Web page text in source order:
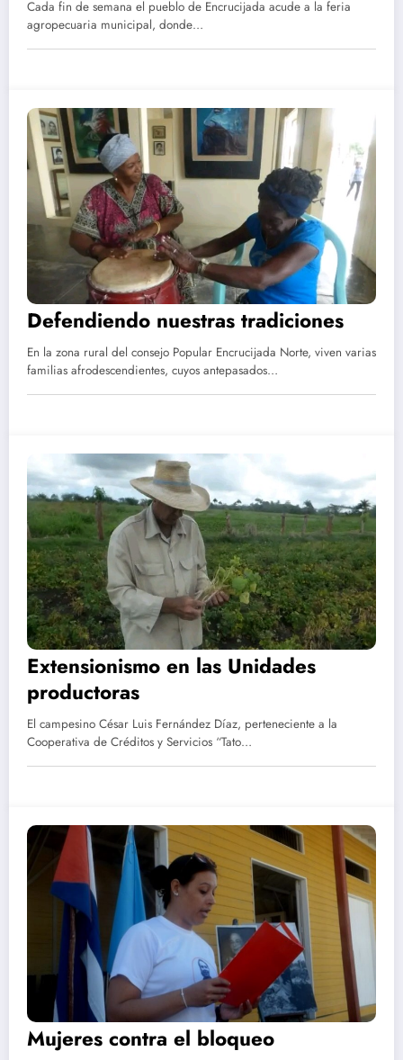
Cada fin de semana el pueblo de Encrucijada acude a la feria
agropecuaria municipal, donde…
Defendiendo nuestras tradiciones
En la zona rural del consejo Popular Encrucijada Norte, viven varias
familias afrodescendientes, cuyos antepasados…
Extensionismo en las Unidades
productoras
El campesino César Luis Fernández Díaz, perteneciente a la
Cooperativa de Créditos y Servicios “Tato…
Mujeres contra el bloqueo